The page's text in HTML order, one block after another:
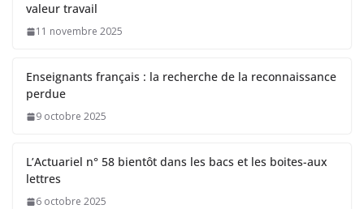
valeur travail
11 novembre 2025
Enseignants français : la recherche de la reconnaissance
perdue
9 octobre 2025
L’Actuariel n° 58 bientôt dans les bacs et les boites-aux
lettres
6 octobre 2025